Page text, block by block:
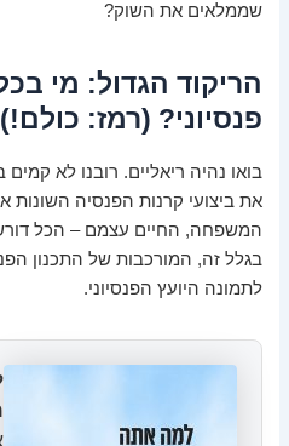
שממלאים את השוק?
הריקוד הגדול: מי
פנסיוני? (רמז: כולם!)
בואו נהיה ריאליים. רובנו לא
את ביצועי קרנות הפנסיה השונות
המשפחה, החיים עצמם – הכל
בגלל זה, המורכבות של התכנון
לתמונה היועץ הפנסיוני.